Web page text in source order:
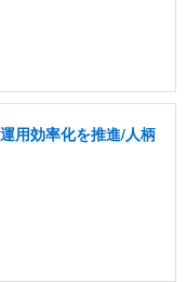
用効率化を推進/人柄